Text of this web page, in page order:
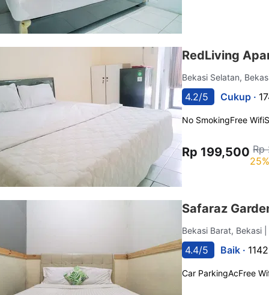
RedLiving
Bekasi Selatan,
4.2/5 Cukup ·
No SmokingFree Wifi
Rp 199,500 Rp
Safaraz
Bekasi Barat, Bekasi
4.4/5 Baik ·
Car ParkingAcFree